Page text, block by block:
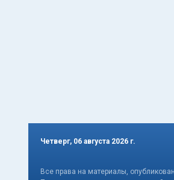
Четверг, 06 августа 2026 г.
Все права на материалы,